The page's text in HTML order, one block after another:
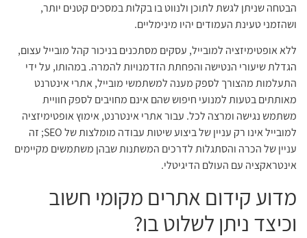
הבטחה שניתן לגשת לתוכן ולנווט בו בקלות במסכים קטנים יותר,
ושהזמני טעינת העמודים יהיו מינימליים.
ללא אופטימיזציה למובייל, עסקים מסתכנים בניכור קהל מובייל עצום,
הגדלת שיעורי הנטישה והפחתת הזדמנויות להמרה. במהותו, על ידי
התעלמות מהצורך לספק מענה למשתמשי מובייל, אתרי אינטרנט
מאותתים בטעות למנועי חיפוש שהם אינם מחויבים לספק חוויית
משתמש נגישה ומרצה לכל. עבור אתרי אינטרנט, אימוץ אופטימיזציה
למובייל אינו רק עניין של ביצוע שיטות עבודה מומלצות של SEO; זה
עניין של הכרה והסתגלות לדרכים המשתנות שבהן משתמשים מקיימים
אינטראקציה עם העולם הדיגיטלי.
מדוע קידום אתרים מקומי חשוב
וכיצד ניתן לשלוט בו?